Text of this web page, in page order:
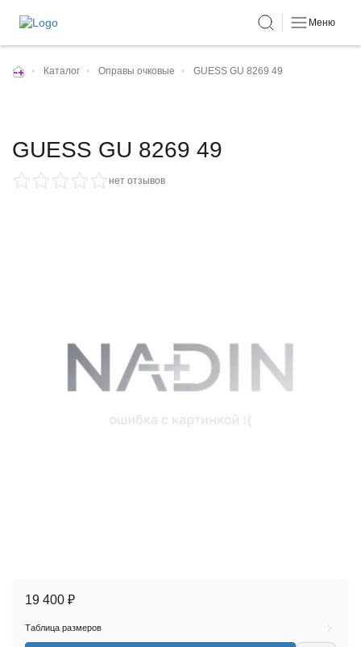
Меню
• Каталог • Оправы очковые • GUESS GU 8269 49
GUESS GU 8269 49
нет отзывов
19 400 ₽
Таблица размеров